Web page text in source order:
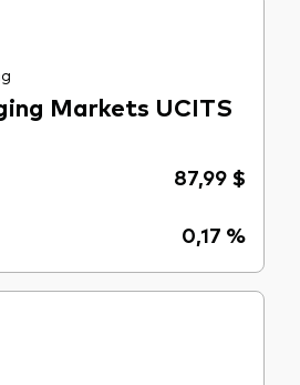
Markets UCITS
87,99 $
0,17 %